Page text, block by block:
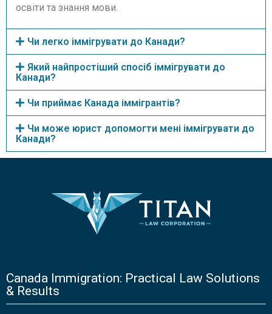
освіти та знання мови.
Чи легко іммігрувати до Канади?
Який найпростіший спосіб іммігрувати до
Канади?
Чи приймає Канада іммігрантів?
Чи може юрист допомогти мені іммігрувати до
Канади?
Canada Immigration: Practical Law Solutions
& Results